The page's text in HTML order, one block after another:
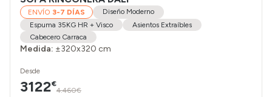
ENVÍO 3-7 DÍAS
Diseño Moderno
Espuma 35KG HR + Visco
Asientos Extraíbles
Cabecero Carraca
Medida: ±320x320 cm
Desde
3122€
4.460€